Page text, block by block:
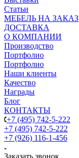
Статьи
МЕБЕЛЬ НА ЗАКАЗ
ДОСТАВКА
О КОМПАНИИ
Производство
Портфолио
Портфолио
Наши клиенты
Качество
Награды
Блог
КОНТАКТЫ
+7 (495) 742-5-222
+7 (495) 742-5-222
+7 (926) 116-1-456
Заказать звонок